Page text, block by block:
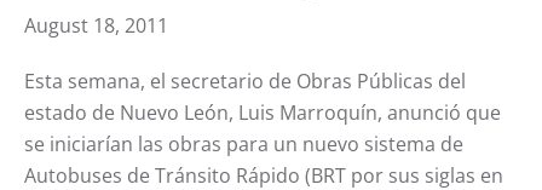
August 18, 2011
Esta semana, el secretario de Obras Públicas del
estado de Nuevo León, Luis Marroquín, anunció que
se iniciarían las obras para un nuevo sistema de
Autobuses de Tránsito Rápido (BRT por sus siglas en